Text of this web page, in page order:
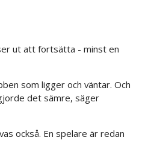
ut att fortsätta - minst en
som ligger och väntar. Och
det sämre, säger
också. En spelare är redan